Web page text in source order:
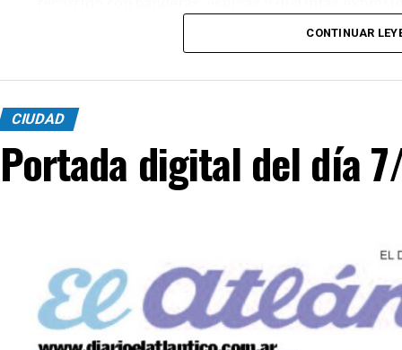
En paralelo, distintos gremios y organizaciones
CONTINUAR
CIUDAD
Portada digital del día